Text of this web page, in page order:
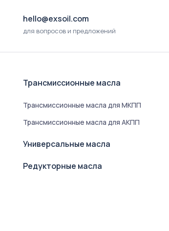
для вопросов и предложений
hello@exsoil.com
Универсальные масла
Трансмиссионные масла
Редукторные масла
Трансмиссионные масла для МКПП
Трансмиссионные масла для АКПП